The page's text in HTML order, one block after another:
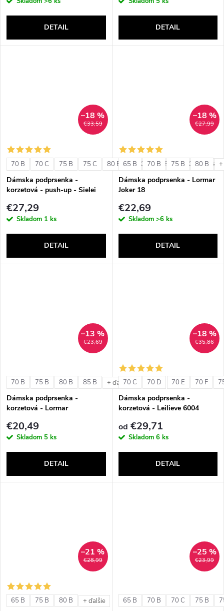
DETAIL DETAIL
€33,59
–18 %
70 B 70 C 75 B 75 C 80 B 80 C 85 B 85 C +
Dámska podprsenka -
korzetová - push-up - Sielei
€27,29
Skladom 1 ks
DETAIL
€27,99
–18 %
65 B 70 B 75 B 80 B
Dámska podprsenka - Lormar
Joker 18
€22,69
Skladom >6 ks
DETAIL
€23,69
–13 %
70 B 75 B 80 B 85 B + ďalšie
Dámska podprsenka -
korzetová - Lormar
€20,49
Skladom 5 ks
DETAIL
€35,86
–18 %
70 C 70 D 70 E 70 F
Dámska podprsenka -
korzetová - Leilieve 6004
od €29,71
Skladom 6 ks
DETAIL
€28,99
–21 %
65 B 75 B 80 B + ďalšie
€23,99
–25 %
65 B 70 B 70 C 75 B